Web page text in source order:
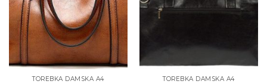
TOREBKA DAMSKA A4 TOREBKA DAMSKA A4